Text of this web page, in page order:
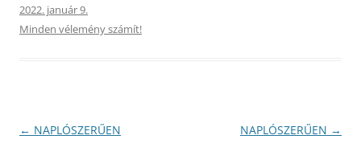
2022. január 9.
Minden vélemény számít!
Bejegyzés
← NAPLÓSZERŰEN NAPLÓSZERŰEN →